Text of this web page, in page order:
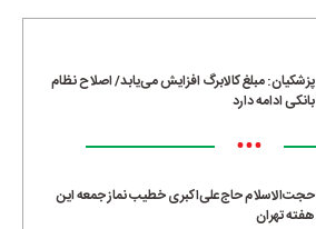
پزشکیان: مبلغ کالابرگ افزایش می‌یابد/ اصلاح نظام
بانکی ادامه دارد
•••
حجت‌الاسلام حاج‌علی‌اکبری خطیب نماز جمعه این
هفته تهران